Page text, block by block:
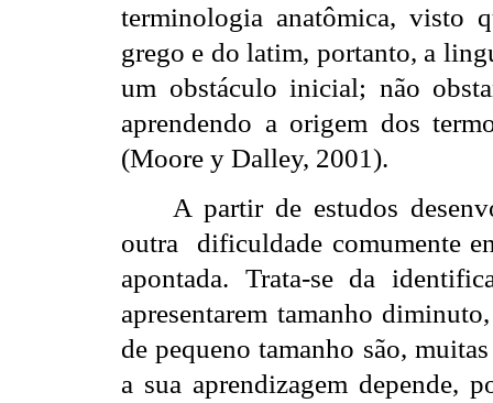
terminologia anatômica, visto
grego e do latim, portanto, a
um obstáculo inicial; não
aprendendo a origem dos
(Moore y Dalley, 2001).
A partir de estudos
outra
dificuldade comumente
apontada. Trata-se da
apresentarem tamanho
de pequeno tamanho são,
a sua aprendizagem depende,